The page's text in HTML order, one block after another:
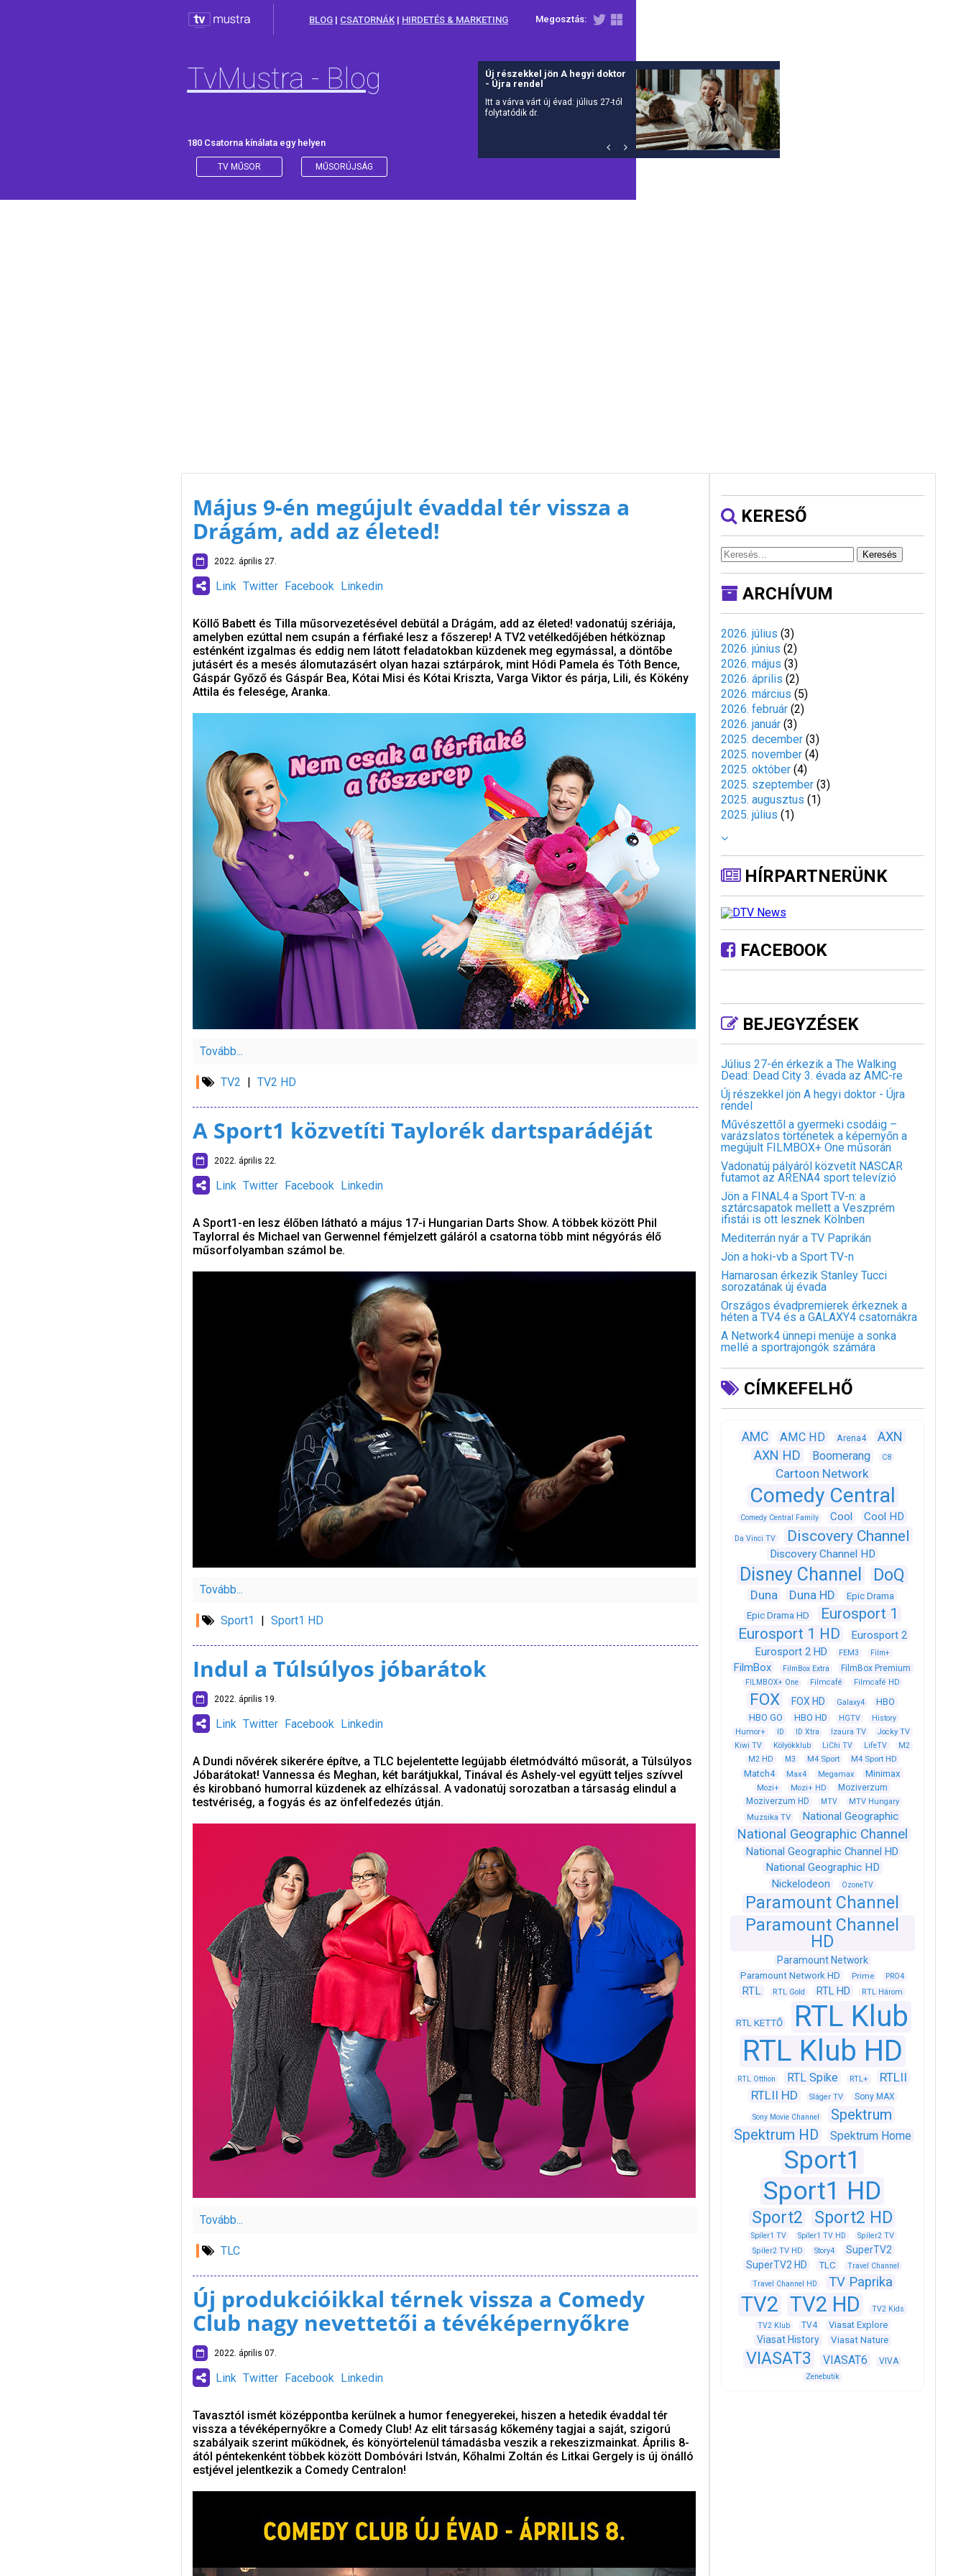
Megosztás:
BLOG | CSATORNÁK | HIRDETÉS & MARKETING
TvMustra - Blog
180 Csatorna kínálata egy helyen
TV MŰSOR MŰSORÚJSÁG
Új részekkel jön A hegyi doktor
- Újra rendel
Itt a várva várt új évad: július 27-tól
folytatódik dr.
Május 9-én megújult évaddal tér vissza a
Drágám, add az életed!
2022. április 27.
Link Twitter Facebook Linkedin
Köllő Babett és Tilla műsorvezetésével debütál a Drágám, add az életed! vadonatúj szériája,
amelyben ezúttal nem csupán a férfiaké lesz a főszerep! A TV2 vetélkedőjében hétköznap
esténként izgalmas és eddig nem látott feladatokban küzdenek meg egymással, a döntőbe
jutásért és a mesés álomutazásért olyan hazai sztárpárok, mint Hódi Pamela és Tóth Bence,
Gáspár Győző és Gáspár Bea, Kótai Misi és Kótai Kriszta, Varga Viktor és párja, Lili, és Kökény
Attila és felesége, Aranka.
Tovább...
TV2 | TV2 HD
A Sport1 közvetíti Taylorék dartsparádéját
2022. április 22.
Link Twitter Facebook Linkedin
A Sport1-en lesz élőben látható a május 17-i Hungarian Darts Show. A többek között Phil
Taylorral és Michael van Gerwennel fémjelzett gáláról a csatorna több mint négyórás élő
műsorfolyamban számol be.
Tovább...
Sport1 | Sport1 HD
Indul a Túlsúlyos jóbarátok
2022. április 19.
Link Twitter Facebook Linkedin
A Dundi nővérek sikerére építve, a TLC bejelentette legújabb életmódváltó műsorát, a Túlsúlyos
Jóbarátokat! Vannessa és Meghan, két barátjukkal, Tinával és Ashely-vel együtt teljes szívvel
és kirobbanó humorral küzdenek az elhízással. A vadonatúj sorozatban a társaság elindul a
testvériség, a fogyás és az önfelfedezés útján.
Tovább...
TLC
Új produkcióikkal térnek vissza a Comedy
Club nagy nevettetői a tévéképernyőkre
2022. április 07.
Link Twitter Facebook Linkedin
Tavasztól ismét középpontba kerülnek a humor fenegyerekei, hiszen a hetedik évaddal tér
vissza a tévéképernyőkre a Comedy Club! Az elit társaság kőkemény tagjai a saját, szigorú
szabályaik szerint működnek, és könyörtelenül támadásba veszik a rekeszizmainkat. Április 8-
ától péntekenként többek között Dombóvári István, Kőhalmi Zoltán és Litkai Gergely is új önálló
estjével jelentkezik a Comedy Centralon!
KERESŐ
Keresés
ARCHÍVUM
2026. július (3)
2026. június (2)
2026. május (3)
2026. április (2)
2026. március (5)
2026. február (2)
2026. január (3)
2025. december (3)
2025. november (4)
2025. október (4)
2025. szeptember (3)
2025. augusztus (1)
2025. július (1)
HÍRPARTNERÜNK
FACEBOOK
BEJEGYZÉSEK
Július 27-én érkezik a The Walking
Dead: Dead City 3. évada az AMC-re
Új részekkel jön A hegyi doktor - Újra
rendel
Művészettől a gyermeki csodáig –
varázslatos történetek a képernyőn a
megújult FILMBOX+ One műsorán
Vadonatúj pályáról közvetít NASCAR
futamot az ARENA4 sport televízió
Jön a FINAL4 a Sport TV-n: a
sztárcsapatok mellett a Veszprém
ifistái is ott lesznek Kölnben
Mediterrán nyár a TV Paprikán
Jön a hoki-vb a Sport TV-n
Hamarosan érkezik Stanley Tucci
sorozatának új évada
Országos évadpremierek érkeznek a
héten a TV4 és a GALAXY4 csatornákra
A Network4 ünnepi menüje a sonka
mellé a sportrajongók számára
CÍMKEFELHŐ
AMC AMC HD Arena4
AXN
AXN HD
Boomerang C8
Cartoon Network
Comedy Central
Comedy Central Family Cool Cool HD
Da Vinci TV Discovery Channel
Discovery Channel HD
Disney Channel DoQ
Duna Duna HD
Epic Drama
Epic Drama HD
Eurosport 1
Eurosport 1 HD
Eurosport 2
Eurosport 2 HD
FEM3 Film+
FilmBox FilmBox Extra FilmBox Premium
FILMBOX+ One Filmcafé Filmcafé HD
FOX FOX HD Galaxy4
HBO
HBO GO
HBO HD HGTV
History
Humor+
ID ID Xtra Izaura TV
Jocky TV
Kiwi TV
Kölyökklub LiChi TV LifeTV
M2
M2 HD
M3 M4 Sport M4 Sport HD
Match4 Max4 Megamax Minimax
Mozi+ Mozi+ HD
Moziverzum
Moziverzum HD
MTV MTV Hungary
Muzsika TV National Geographic
National Geographic Channel
National Geographic Channel HD
National Geographic HD
Nickelodeon
OzoneTV
Paramount Channel
Paramount Channel
HD
Paramount Network
Paramount Network HD Prime PRO4
RTL RTL Gold RTL HD RTL Három
RTL KETTŐ
RTL Klub
RTL Klub HD
RTL Otthon RTL Spike RTL+
RTLII
RTLII HD
Sláger TV Sony MAX
Sony Movie Channel
Spektrum
Spektrum HD
Spektrum Home
Sport1
Sport1 HD
Sport2 Sport2 HD
Spíler1 TV Spíler1 TV HD
Spíler2 TV
Spíler2 TV HD
Story4
SuperTV2
SuperTV2 HD
TLC
Travel Channel
Travel Channel HD
TV Paprika
TV2 TV2 HD
TV2 Kids
TV2 Klub
TV4 Viasat Explore
Viasat History Viasat Nature
VIASAT3 VIASAT6 VIVA
Zenebutik